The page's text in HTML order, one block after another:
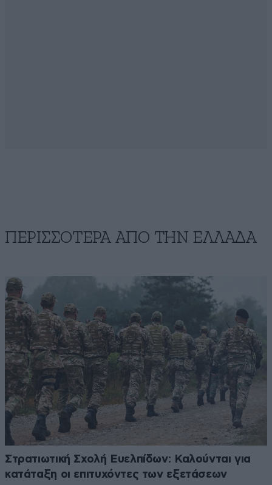
ΠΕΡΙΣΣΟΤΕΡΑ ΑΠΟ ΤΗΝ ΕΛΛΑΔΑ
Στρατιωτική Σχολή Ευελπίδων: Καλούνται για
κατάταξη οι επιτυχόντες των εξετάσεων